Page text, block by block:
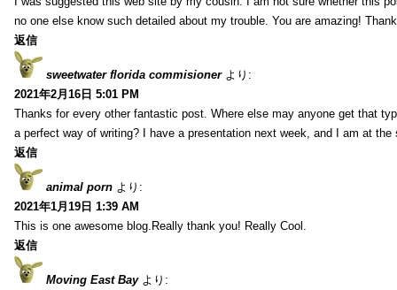
no one else know such detailed about my trouble. You are amazing!
返信
sweetwater florida commisioner より:
2021年2月16日 5:01 PM
Thanks for every other fantastic post. Where else may anyone get that
a perfect way of writing? I have a presentation next week, and I am at the
返信
animal porn より:
2021年1月19日 1:39 AM
This is one awesome blog.Really thank you! Really Cool.
返信
Moving East Bay より: